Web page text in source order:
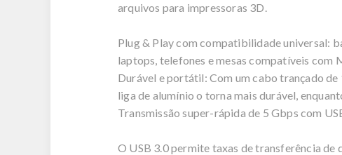
arquivos para impressoras 3D.
Plug & Play com compatibilidade universal:
laptops, telefones e mesas compatíveis com
Durável e portátil: Com um cabo trançado
liga de alumínio o torna mais durável,
Transmissão super-rápida de 5 Gbps com
O USB 3.0 permite taxas de transferência